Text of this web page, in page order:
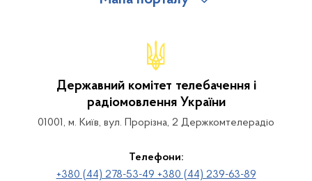
Державний комітет телебачення і
радіомовлення України
01001, м. Київ, вул. Прорізна, 2 Держкомтелерадіо
Телефони:
+380 (44) 278-53-49 +380 (44) 239-63-89